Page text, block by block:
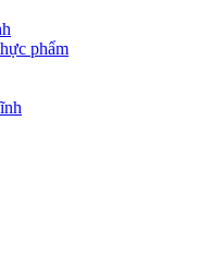
phẩm